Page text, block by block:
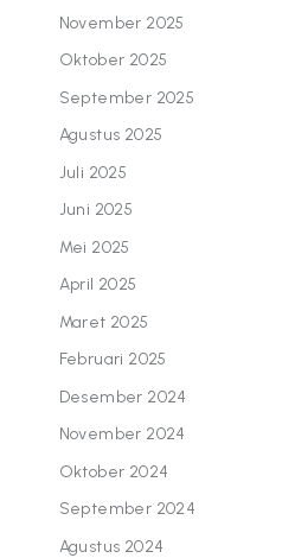
November 2025
Oktober 2025
September 2025
Agustus 2025
Juli 2025
Juni 2025
Mei 2025
April 2025
Maret 2025
Februari 2025
Desember 2024
November 2024
Oktober 2024
September 2024
Agustus 2024